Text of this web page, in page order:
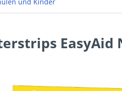
EasyAid